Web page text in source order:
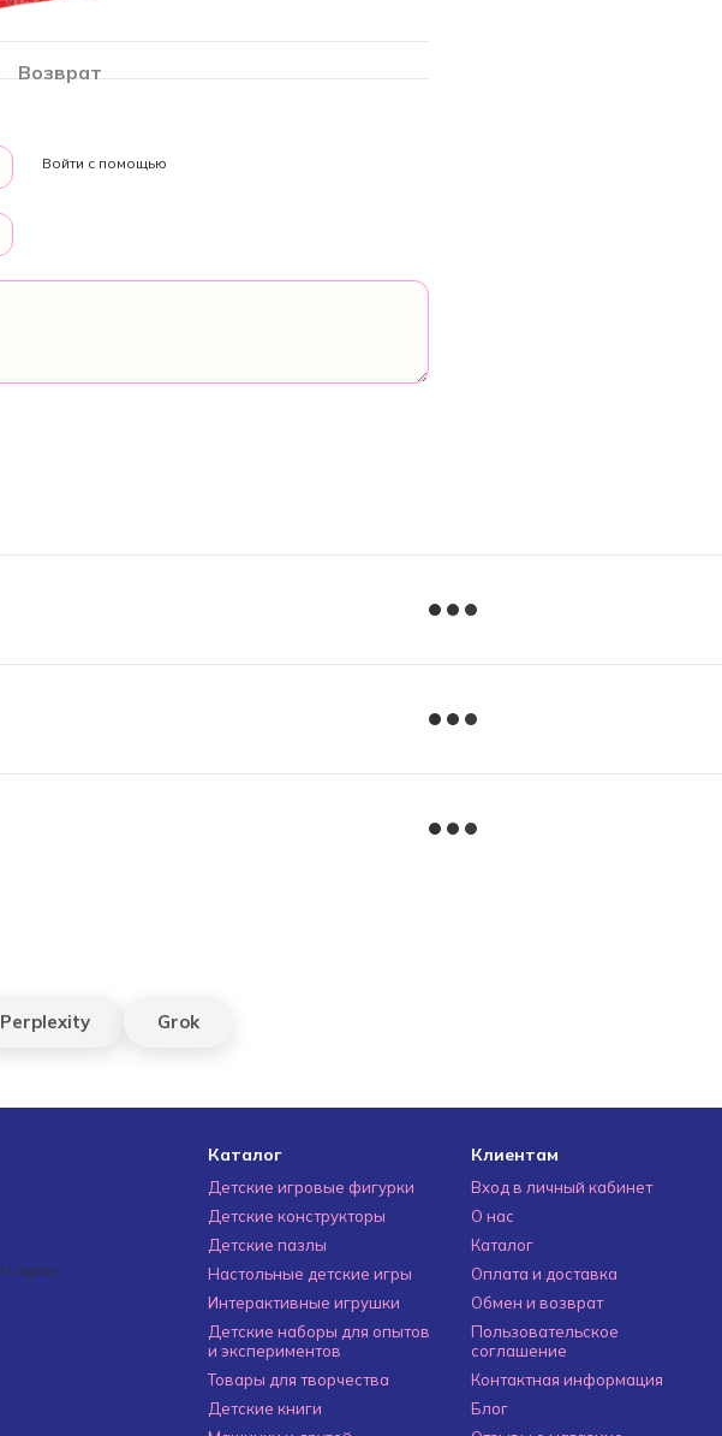
Возврат
Войти с помощью
Perplexity Grok
Каталог
Детские игровые фигурки
Детские конструкторы
Детские пазлы
Настольные детские игры
Интерактивные игрушки
Детские наборы для опытов
и экспериментов
Товары для творчества
Детские книги
Клиентам
Вход в личный кабинет
О нас
Каталог
Оплата и доставка
Обмен и возврат
Пользовательское
соглашение
Контактная информация
Блог